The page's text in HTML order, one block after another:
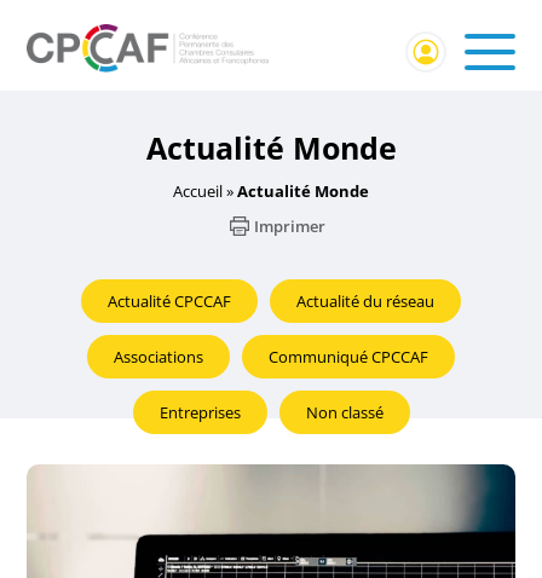
Actualité Monde
Accueil»Actualité Monde
Imprimer
Actualité CPCCAF Actualité du réseau
Associations Communiqué CPCCAF
Entreprises Non classé